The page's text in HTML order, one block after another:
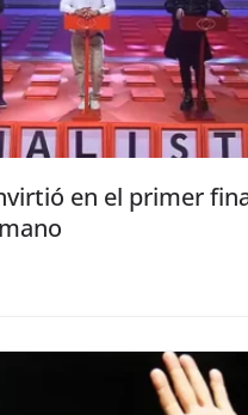
en el primer